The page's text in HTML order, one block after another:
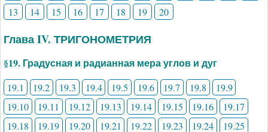
13
14 15 16 17 18 19 20
Глава IV. ТРИГОНОМЕТРИЯ
§19. Градусная и радианная мера углов и дуг
19.1 19.2 19.3 19.4 19.5 19.6 19.7 19.8
19.9
19.10
19.11 19.12 19.13 19.14 19.15 19.16
19.17
19.18
19.19 19.20 19.21 19.22 19.23 19.24 19.25